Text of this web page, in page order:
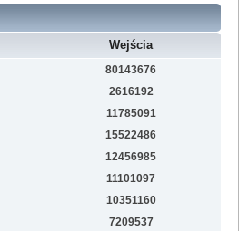
Wejścia
80143676
2616192
11785091
15522486
12456985
11101097
10351160
7209537